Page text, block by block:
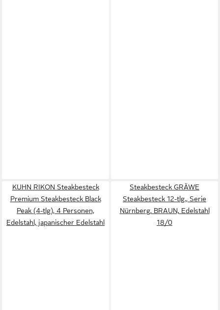
KUHN RIKON Steakbesteck
Premium Steakbesteck Black
Peak (4-tlg), 4 Personen,
Edelstahl, japanischer Edelstahl
Steakbesteck GRÄWE
Steakbesteck 12-tlg., Serie
Nürnberg, BRAUN, Edelstahl
18/0